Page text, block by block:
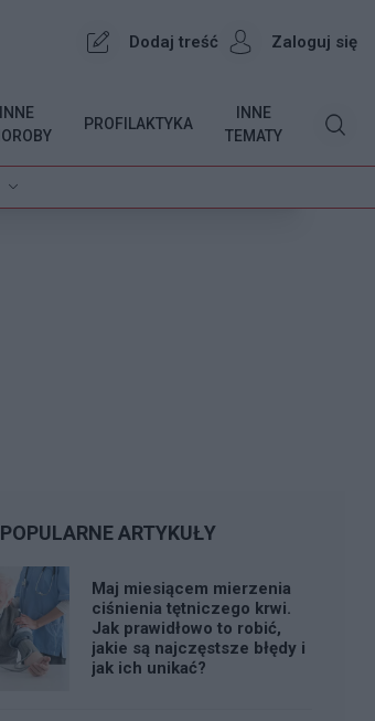
Dodaj treść Zaloguj się
INNE
PROFILAKTYKA
INNE
TEMATY
POPULARNE ARTYKUŁY
Maj miesiącem mierzenia
ciśnienia tętniczego krwi.
Jak prawidłowo to robić,
jakie są najczęstsze błędy i
jak ich unikać?